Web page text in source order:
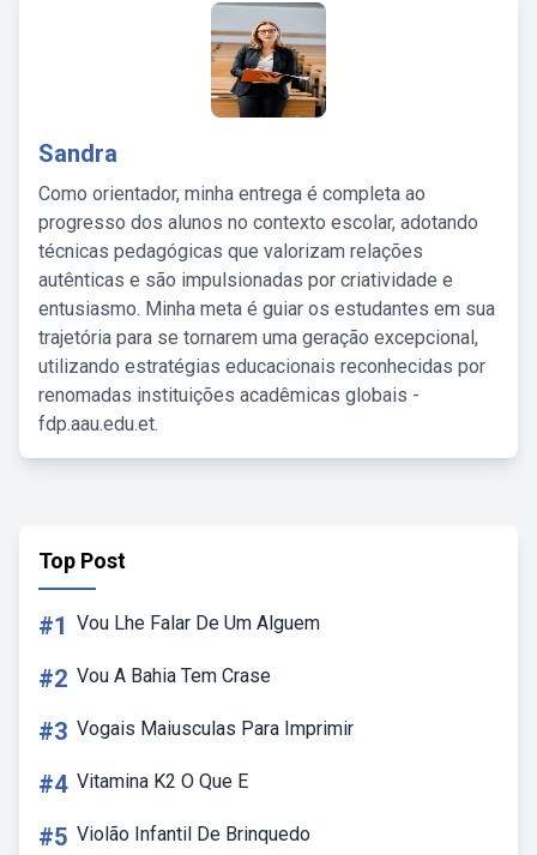
Sandra
Como orientador, minha entrega é completa ao
progresso dos alunos no contexto escolar, adotando
técnicas pedagógicas que valorizam relações
autênticas e são impulsionadas por criatividade e
entusiasmo. Minha meta é guiar os estudantes em sua
trajetória para se tornarem uma geração excepcional,
utilizando estratégias educacionais reconhecidas por
renomadas instituições acadêmicas globais -
fdp.aau.edu.et.
Top Post
#1 Vou Lhe Falar De Um Alguem
#2 Vou A Bahia Tem Crase
#3 Vogais Maiusculas Para Imprimir
#4 Vitamina K2 O Que E
#5 Violão Infantil De Brinquedo